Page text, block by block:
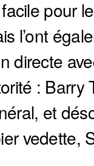
pour
l’ont
directe
: Barry
et
vedette,